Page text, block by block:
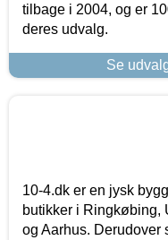
tilbage i 2004, og er
deres udvalg.
Se
10-4.dk er en jysk
butikker i Ringkøbing,
og Aarhus.